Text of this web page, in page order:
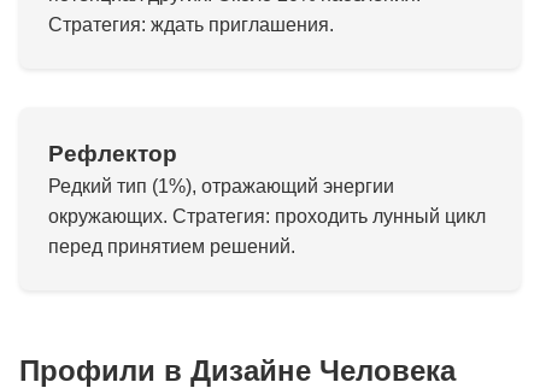
Стратегия: ждать приглашения.
Рефлектор
Редкий тип (1%), отражающий энергии
окружающих. Стратегия: проходить лунный цикл
перед принятием решений.
Профили в Дизайне Человека